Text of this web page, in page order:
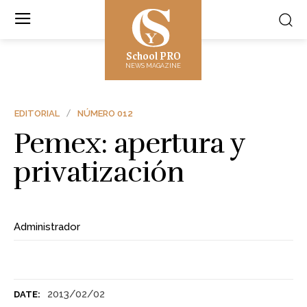
School PRO
NEWS MAGAZINE
DATE: 2013/02/02
EDITORIAL NÚMERO 012
Pemex: apertura y
privatización
Administrador